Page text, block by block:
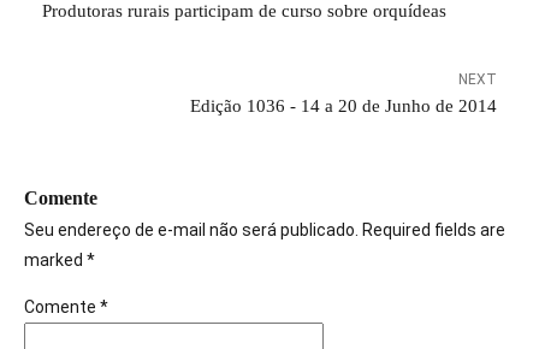
Produtoras rurais participam de curso sobre orquídeas
NEXT
Edição 1036 - 14 a 20 de Junho de 2014
Comente
Seu endereço de e-mail não será publicado. Required fields are
marked *
Comente *